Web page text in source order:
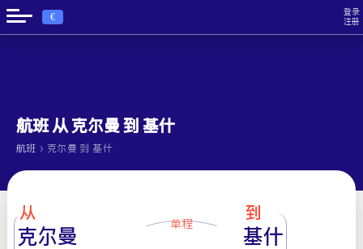
€
登录
注册
航班 从 克尔曼 到 基什
航班 › 克尔曼 到 基什
从
克尔曼 单程
到
基什